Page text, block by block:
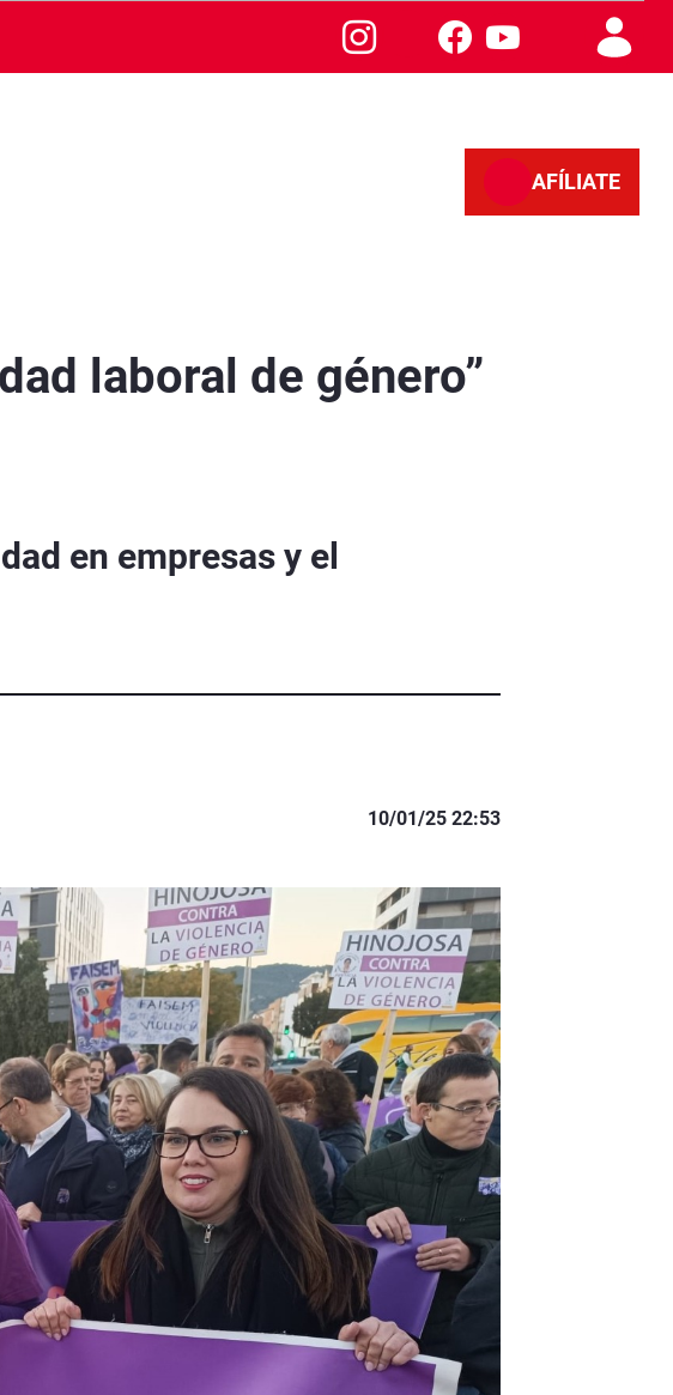
AFÍLIATE
laboral de género”
en empresas y el
10/01/25 22:53